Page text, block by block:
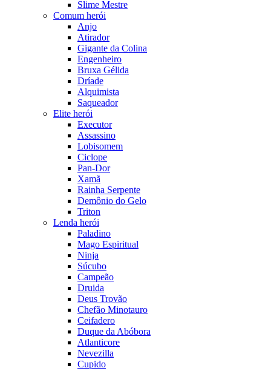
Slime Mestre
Comum herói
Anjo
Atirador
Gigante da Colina
Engenheiro
Bruxa Gélida
Dríade
Alquimista
Saqueador
Elite herói
Executor
Assassino
Lobisomem
Ciclope
Pan-Dor
Xamã
Rainha Serpente
Demônio do Gelo
Triton
Lenda herói
Paladino
Mago Espiritual
Ninja
Súcubo
Campeão
Druida
Deus Trovão
Chefão Minotauro
Ceifadero
Duque da Abóbora
Atlanticore
Nevezilla
Cupido